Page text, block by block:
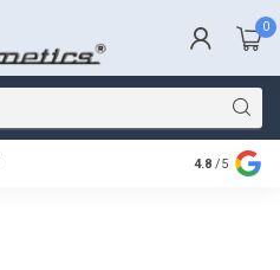
0
Snelle
4.8 /5